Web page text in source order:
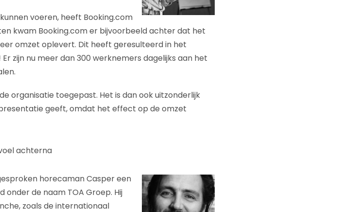
voeren, heeft Booking.com
kwam Booking.com er bijvoorbeeld achter dat het
omzet oplevert. Dit heeft geresulteerd in het
zijn nu meer dan 300 werknemers dagelijks aan het
organisatie toegepast. Het is dan ook uitzonderlijk
geeft, omdat het effect op de omzet
achterna
horecaman Casper een
de naam TOA Groep. Hij
zoals de internationaal